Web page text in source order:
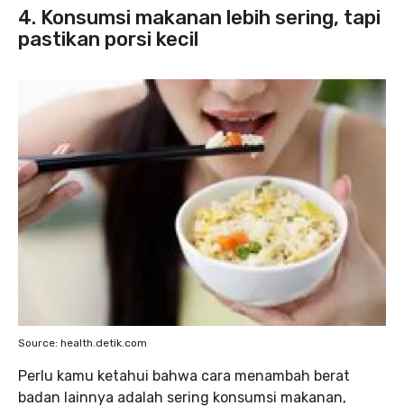
4. Konsumsi makanan lebih sering, tapi
pastikan porsi kecil
Source: health.detik.com
Perlu kamu ketahui bahwa cara menambah berat
badan lainnya adalah sering konsumsi makanan,